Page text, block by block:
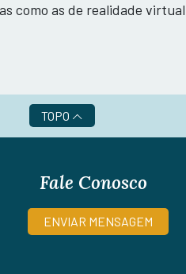
como as de realidade
TOPO
Fale Conosco
ENVIAR MENSAGEM